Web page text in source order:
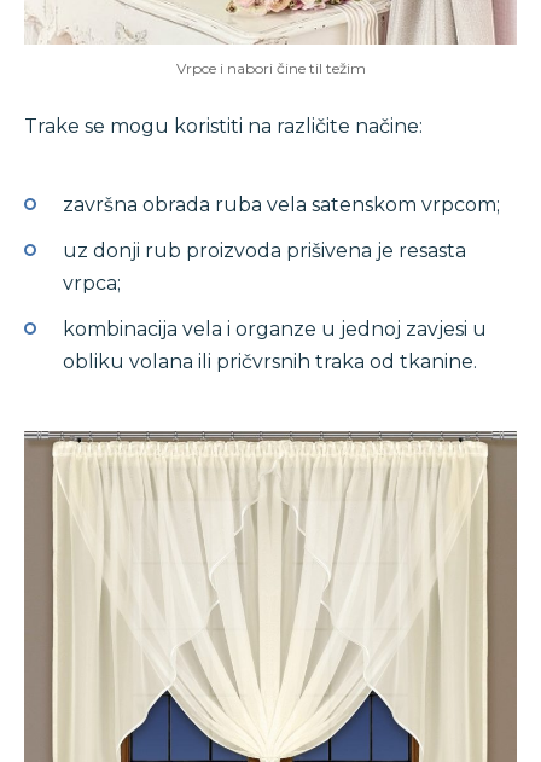
Vrpce i nabori čine til težim
Trake se mogu koristiti na različite načine:
završna obrada ruba vela satenskom vrpcom;
uz donji rub proizvoda prišivena je resasta
vrpca;
kombinacija vela i organze u jednoj zavjesi u
obliku volana ili pričvrsnih traka od tkanine.